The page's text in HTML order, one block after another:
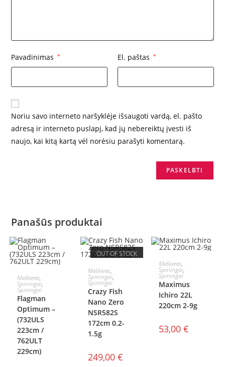
Pavadinimas * El. paštas *
Noriu savo interneto naršyklėje išsaugoti vardą, el. pašto
adresą ir interneto puslapį, kad jų nebereiktų įvesti iš
naujo, kai kitą kartą vėl norėsiu parašyti komentarą.
Panašūs produktai
PASIRINKTI
SAVYBES
Meškerės,
Spiningai,
Spiningai
Flagman
Optimum –
(732ULS
223cm /
762ULT
229cm)
OUT OF STOCK
DAUGIAU
Meškerės,
Spiningai,
Spiningai
Crazy Fish
Nano Zero
NSR582S
172cm 0.2-
1.5g
249,00 €
Į KREPŠELĮ
Meškerės,
Spiningai,
Spiningai
Maximus
Ichiro 22L
220cm 2-9g
53,00 €